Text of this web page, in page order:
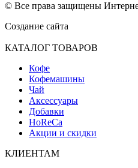
© Все права защищены
Создание сайта
КАТАЛОГ ТОВАРОВ
Кофе
Кофемашины
Чай
Аксессуары
Добавки
HoReCa
Акции и скидки
КЛИЕНТАМ